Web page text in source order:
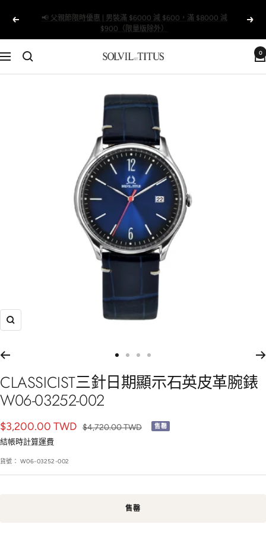
以
前
📢 父親節限時優惠 | 男裝滿 $6000 減 $600，滿 $8000 減
$900（限量版除外）
下
一
個
導
航
Solvil
et
Taiwan
0
放
往
幻
1
往
幻
2
往
幻
3
往
幻
4
CLASSICIST三針日期顯示石英皮革腕錶
W06-03252-002
銷
售
價
格
$3,200.00 TWD 正
$4,720.00 TWD 售罄
結帳時計算運費
貨號： W06-03252-002
售罄